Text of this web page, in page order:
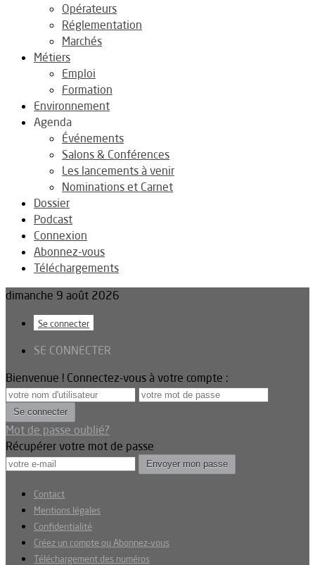
Opérateurs
Réglementation
Marchés
Métiers
Emploi
Formation
Environnement
Agenda
Événements
Salons & Conférences
Les lancements à venir
Nominations et Carnet
Dossier
Podcast
Connexion
Abonnez-vous
Téléchargements
dimanche 9 août 2026
Se connecter
SE CONNECTER
Bienvenue ! Connectez-vous à votre compte :
Mot de passe oublié?
Récupérer votre mot de passe
Contact
Mentions légales
Confidentialité
Créez un compte ou Abonnez-vous
Téléchargement des numéros